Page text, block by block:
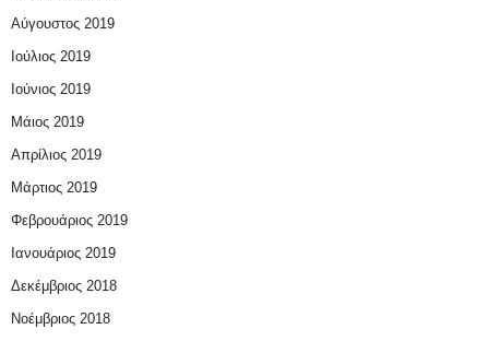
Αύγουστος 2019
Ιούλιος 2019
Ιούνιος 2019
Μάιος 2019
Απρίλιος 2019
Μάρτιος 2019
Φεβρουάριος 2019
Ιανουάριος 2019
Δεκέμβριος 2018
Νοέμβριος 2018